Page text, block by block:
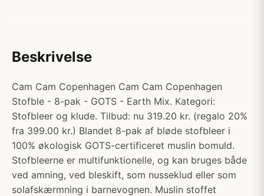
Beskrivelse
Cam Cam Copenhagen Cam Cam Copenhagen
Stofble - 8-pak - GOTS - Earth Mix. Kategori:
Stofbleer og klude. Tilbud: nu 319.20 kr. (regalo 20%
fra 399.00 kr.) Blandet 8-pak af bløde stofbleer i
100% økologisk GOTS-certificeret muslin bomuld.
Stofbleerne er multifunktionelle, og kan bruges både
ved amning, ved bleskift, som nusseklud eller som
solafskærmning i barnevognen. Muslin stoffet